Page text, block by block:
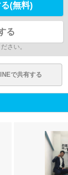
(無料)
る
さい。
で共有する